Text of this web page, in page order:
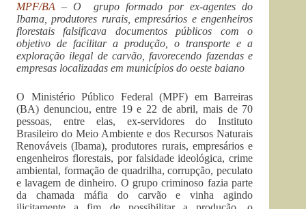
MPF/BA – O grupo formado por ex-agentes do
Ibama, produtores rurais, empresários e engenheiros
florestais falsificava documentos públicos com o
objetivo de facilitar a produção, o transporte e a
exploração ilegal de carvão, favorecendo fazendas e
empresas localizadas em municípios do oeste baiano
O Ministério Público Federal (MPF) em Barreiras
(BA) denunciou, entre 19 e 22 de abril, mais de 70
pessoas, entre elas, ex-servidores do Instituto
Brasileiro do Meio Ambiente e dos Recursos Naturais
Renováveis (Ibama), produtores rurais, empresários e
engenheiros florestais, por falsidade ideológica, crime
ambiental, formação de quadrilha, corrupção, peculato
e lavagem de dinheiro. O grupo criminoso fazia parte
da chamada máfia do carvão e vinha agindo